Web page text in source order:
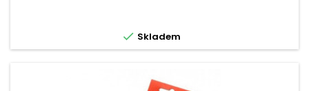
 Skladem